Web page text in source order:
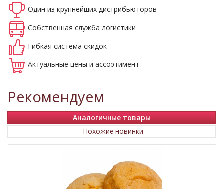
Один из крупнейших дистрибьюторов
Собственная служба логистики
Гибкая система скидок
Актуальные цены и ассортимент
Рекомендуем
Аналогичные товары
Похожие новинки